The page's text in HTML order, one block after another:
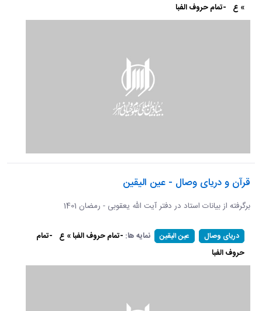
» ع -تمام حروف الفبا
قرآن و دریای وصال - عین الیقین
برگرفته از بیانات استاد در دفتر آیت الله یعقوبی - رمضان 1401
دریای وصال عین الیقین نمایه ها: -تمام حروف الفبا » ع -تمام
حروف الفبا